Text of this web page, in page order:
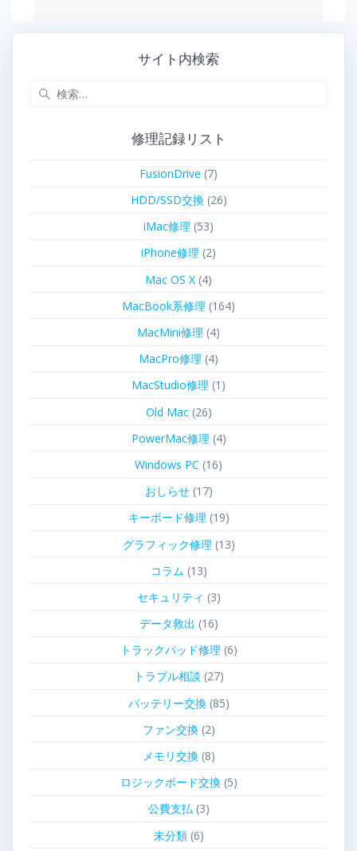
サイト内検索
修理記録リスト
FusionDrive (7)
HDD/SSD交換(26)
iMac修理 (53)
iPhone修理 (2)
Mac OS X (4)
MacBook系修理 (164)
MacMini修理 (4)
MacPro修理 (4)
MacStudio修理 (1)
Old Mac(26)
PowerMac修理 (4)
Windows PC (16)
おしらせ(17)
キーボード修理 (19)
グラフィック修理 (13)
コラム (13)
セキュリティ (3)
データ救出 (16)
トラックパッド修理 (6)
トラブル相談 (27)
バッテリー交換(85)
ファン交換(2)
メモリ交換(8)
ロジックボード交換(5)
公費支払(3)
未分類(6)